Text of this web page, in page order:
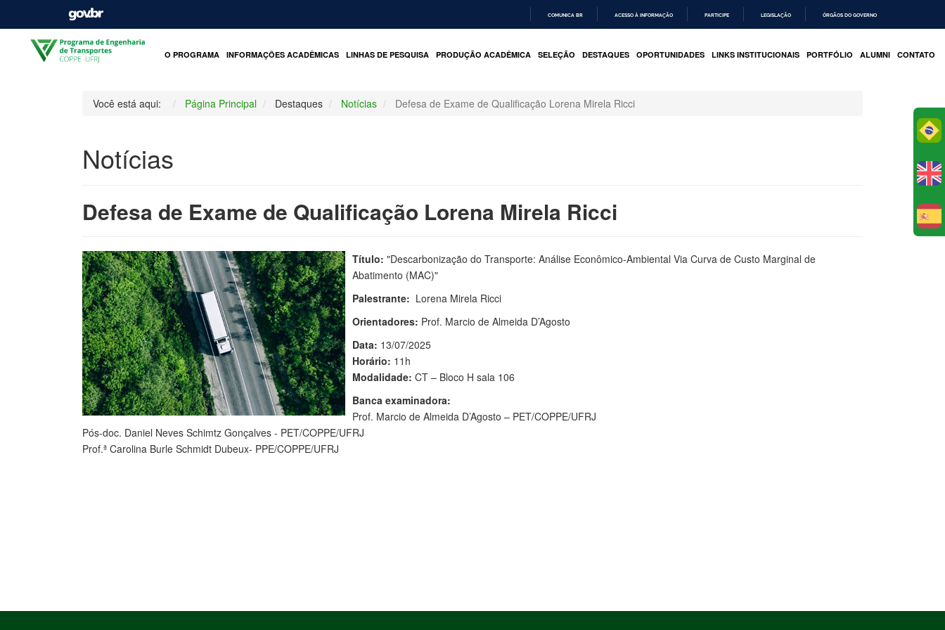
O
COMUNICA BR ACESSO À INFORMAÇÃO PARTICIPE LEGISLAÇÃO ÓRGÃOS DO GOVERNO
O PROGRAMA INFORMAÇÕES ACADÊMICAS LINHAS DE PESQUISA PRODUÇÃO ACADÊMICA SELEÇÃO DESTAQUES OPORTUNIDADES LINKS INSTITUCIONAIS PORTFÓLIO ALUMNI CONTATO
Você está aqui: Página Principal Destaques Notícias Defesa de Exame de Qualificação Lorena Mirela Ricci
Notícias
Defesa de Exame de Qualificação Lorena Mirela Ricci
Título: "Descarbonização do Transporte: Análise Econômico-Ambiental Via Curva de Custo Marginal de
Abatimento (MAC)"
Palestrante: Lorena Mirela Ricci
Orientadores: Prof. Marcio de Almeida D’Agosto
Data: 13/07/2025
Horário: 11h
Modalidade: CT – Bloco H sala 106
Banca examinadora:
Prof. Marcio de Almeida D’Agosto – PET/COPPE/UFRJ
Pós-doc. Daniel Neves Schimtz Gonçalves - PET/COPPE/UFRJ
Prof.ª Carolina Burle Schmidt Dubeux- PPE/COPPE/UFRJ